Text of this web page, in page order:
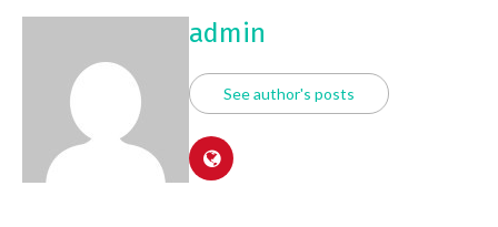
admin
See author's posts